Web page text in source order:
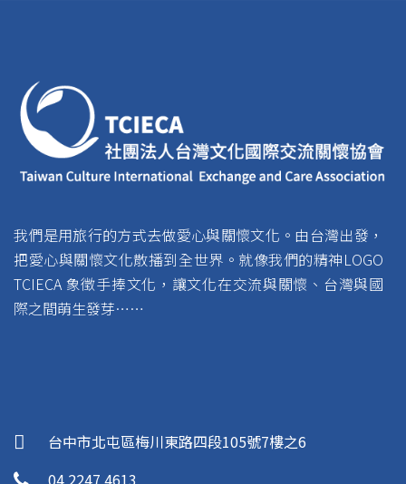
我們是用旅行的方式去做愛心與關懷文化。由台灣出發，
把愛心與關懷文化散播到全世界。就像我們的精神LOGO
TCIECA 象徵手捧文化，讓文化在交流與關懷、台灣與國
際之間萌生發芽……
台中市北屯區梅川東路四段105號7樓之6
04 2247 4613